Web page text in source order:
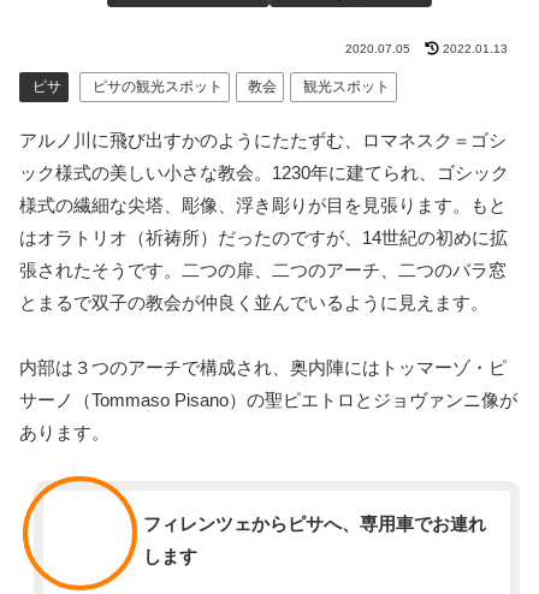
2020.07.05 2022.01.13
ピサ ピサの観光スポット 教会 観光スポット
アルノ川に飛び出すかのようにたたずむ、ロマネスク＝ゴシ
ック様式の美しい小さな教会。1230年に建てられ、ゴシック
様式の繊細な尖塔、彫像、浮き彫りが目を見張ります。もと
はオラトリオ（祈祷所）だったのですが、14世紀の初めに拡
張されたそうです。二つの扉、二つのアーチ、二つのバラ窓
とまるで双子の教会が仲良く並んでいるように見えます。
内部は３つのアーチで構成され、奥内陣にはトッマーゾ・ピ
サーノ（Tommaso Pisano）の聖ピエトロとジョヴァンニ像が
あります。
フィレンツェからピサへ、専用車でお連れ
します